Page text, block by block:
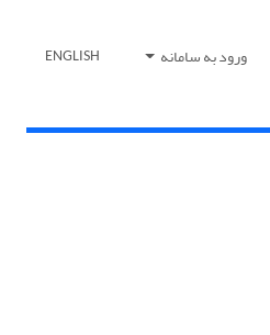
ورود به سامانه ENGLISH